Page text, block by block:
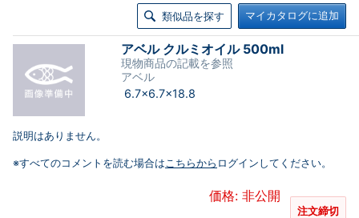
類似品を探す マイカタログに追加
アベル クルミオイル 500ml
現物商品の記載を参照
アベル
6.7×6.7×18.8
説明はありません。
※すべてのコメントを読む場合はこちらから ログインしてください。
価格: 非公開
注文締切